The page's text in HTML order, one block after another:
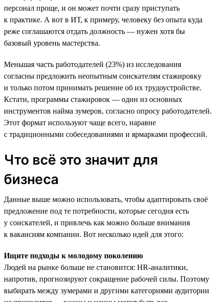
персонал проще, и он может почти сразу приступать
к практике. А вот в ИТ, к примеру, человеку без опыта куда
реже соглашаются отдать должность — нужен хотя бы
базовый уровень мастерства.
Меньшая часть работодателей (23%) из исследования
согласны предложить неопытным соискателям стажировку
и только потом принимать решение об их трудоустройстве.
Кстати, программы стажировок — один из основных
инструментов найма зумеров, согласно опросу работодателей.
Этот формат используют чаще всего, наравне
с традиционными собеседованиями и ярмарками профессий.
Что всё это значит для
бизнеса
Данные выше можно использовать, чтобы адаптировать своё
предложение под те потребности, которые сегодня есть
у соискателей, и привлечь как можно больше внимания
к вакансиям компании. Вот несколько идей для этого:
Ищите подходы к молодому поколению
Людей на рынке больше не становится: HR-аналитики,
напротив, прогнозируют сокращение рабочей силы. Поэтому
выбирать между зумерами и другими категориями аудитории